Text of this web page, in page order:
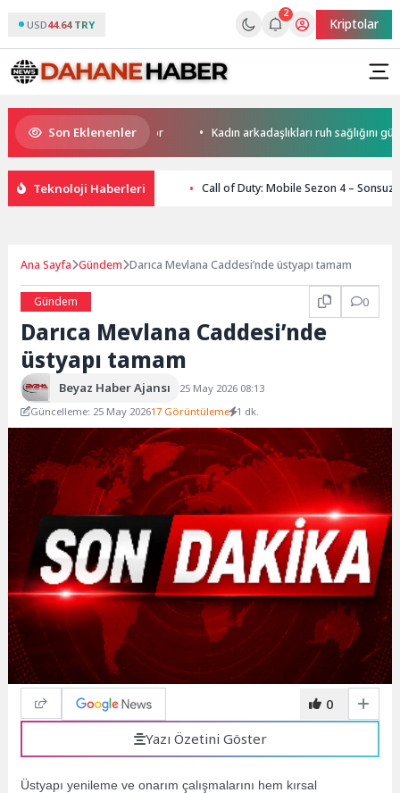
USD44.64 TRY
2
Kriptolar
Son Eklenenler
yapay zekaya bırakıyor Kadın arkadaşlıkları ruh sağlığını
Teknoloji Haberleri Call of Duty: Mobile Sezon 4 – Sonsuz
Ana Sayfa Gündem Darıca Mevlana Caddesi’nde üstyapı tamam
Gündem 0
Darıca Mevlana Caddesi’nde
üstyapı tamam
Beyaz Haber Ajansı
25 May 2026 08:13
Güncelleme: 25 May 202617 Görüntüleme 1 dk.
0
Yazı Özetini Göster
Üstyapı yenileme ve onarım çalışmalarını hem kırsal